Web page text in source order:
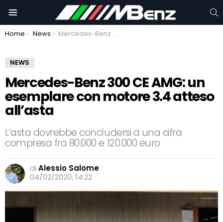
You are here:
Home News Mercedes-Benz 300 CE AMG: un esemplare con motore 3.4 atteso all’asta
NEWS
Mercedes-Benz 300 CE AMG: un
esemplare con motore 3.4 atteso
all’asta
L’asta dovrebbe concludersi a una cifra
compresa fra 80.000 e 120.000 euro
di Alessio Salome
04/02/2020, 14:22